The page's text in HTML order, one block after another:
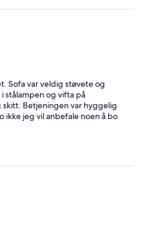
Sofa var veldig støvete og
stålampen og vifta på
Betjeningen var hyggelig
ikke jeg vil anbefale noen å bo